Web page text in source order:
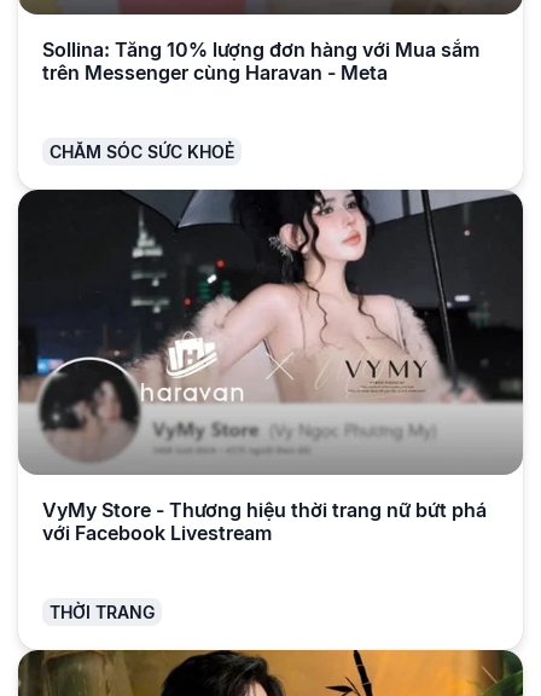
Sollina: Tăng 10% lượng đơn hàng với Mua sắm
trên Messenger cùng Haravan - Meta
CHĂM SÓC SỨC KHOẺ
VyMy Store - Thương hiệu thời trang nữ bứt phá
với Facebook Livestream
THỜI TRANG